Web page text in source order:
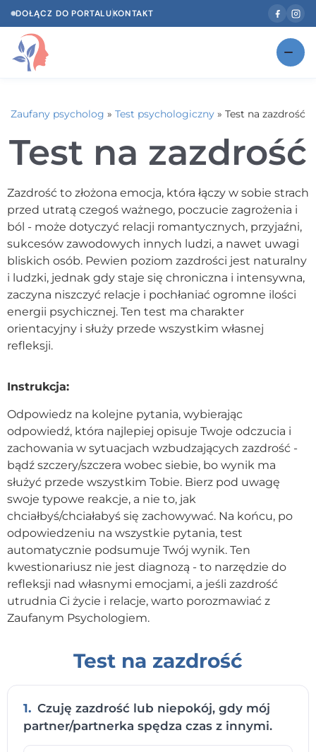
DOŁĄCZ DO PORTALUKONTAKT
Według specjalizacji
Psycholog w Twoim języku
Diagnozy psychologiczne
Testy psychologiczne
Dawka wiedzy
Dla specjalistów
Kontakt
Zaufany psycholog » Test psychologiczny » Test na zazdrość
Test na zazdrość
Zazdrość to złożona emocja, która łączy w sobie strach
przed utratą czegoś ważnego, poczucie zagrożenia i
ból - może dotyczyć relacji romantycznych, przyjaźni,
sukcesów zawodowych innych ludzi, a nawet uwagi
bliskich osób. Pewien poziom zazdrości jest naturalny
i ludzki, jednak gdy staje się chroniczna i intensywna,
zaczyna niszczyć relacje i pochłaniać ogromne ilości
energii psychicznej. Ten test ma charakter
orientacyjny i służy przede wszystkim własnej
refleksji.
Instrukcja:
Odpowiedz na kolejne pytania, wybierając
odpowiedź, która najlepiej opisuje Twoje odczucia i
zachowania w sytuacjach wzbudzających zazdrość -
bądź szczery/szczera wobec siebie, bo wynik ma
służyć przede wszystkim Tobie. Bierz pod uwagę
swoje typowe reakcje, a nie to, jak
chciałbyś/chciałabyś się zachowywać. Na końcu, po
odpowiedzeniu na wszystkie pytania, test
automatycznie podsumuje Twój wynik. Ten
kwestionariusz nie jest diagnozą - to narzędzie do
refleksji nad własnymi emocjami, a jeśli zazdrość
utrudnia Ci życie i relacje, warto porozmawiać z
Zaufanym Psychologiem.
Test na zazdrość
1. Czuję zazdrość lub niepokój, gdy mój
partner/partnerka spędza czas z innymi.